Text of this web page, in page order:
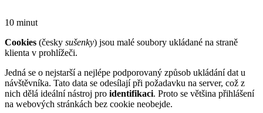
10 minut
Cookies (česky sušenky) jsou malé soubory ukládané na straně
klienta v prohlížeči.
Jedná se o nejstarší a nejlépe podporovaný způsob ukládání dat u
návštěvníka. Tato data se odesílají při požadavku na server, což z
nich dělá ideální nástroj pro identifikaci. Proto se většina přihlášení
na webových stránkách bez cookie neobejde.